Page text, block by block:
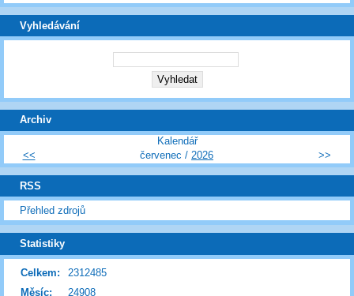
Vyhledávání
Archiv
Kalendář
<<
červenec / 2026 >>
RSS
Přehled zdrojů
Statistiky
Celkem:
2312485
Měsíc:
24908